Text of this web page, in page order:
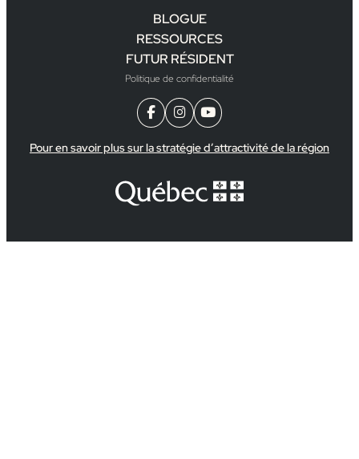
BLOGUE
RESSOURCES
FUTUR RÉSIDENT
Politique de confidentialité
  
Pour en savoir plus sur la stratégie d’attractivité de la région